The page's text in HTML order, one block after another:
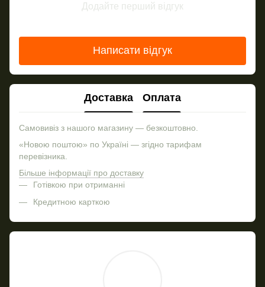
Додайте перший відгук
Написати відгук
Доставка Оплата
Самовивіз з нашого магазину — безкоштовно.
«Новою поштою» по Україні — згідно тарифам
перевізника.
Більше інформації про доставку
Готівкою при отриманні
Кредитною карткою